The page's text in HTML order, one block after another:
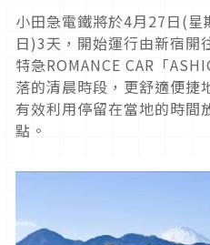
小田急電鐵將於4月27日(
日)3天，開始運行由新宿開
特急ROMANCE CAR「
落的清晨時段，更舒適便捷
有效利用停留在當地的時間
點。